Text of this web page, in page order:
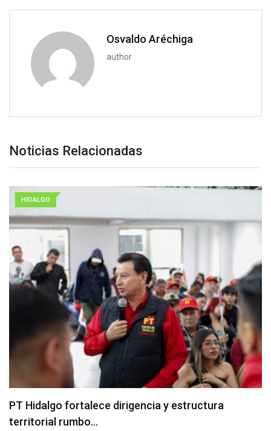
Osvaldo Aréchiga
author
Noticias Relacionadas
HIDALGO
PT Hidalgo fortalece dirigencia y estructura
territorial rumbo…